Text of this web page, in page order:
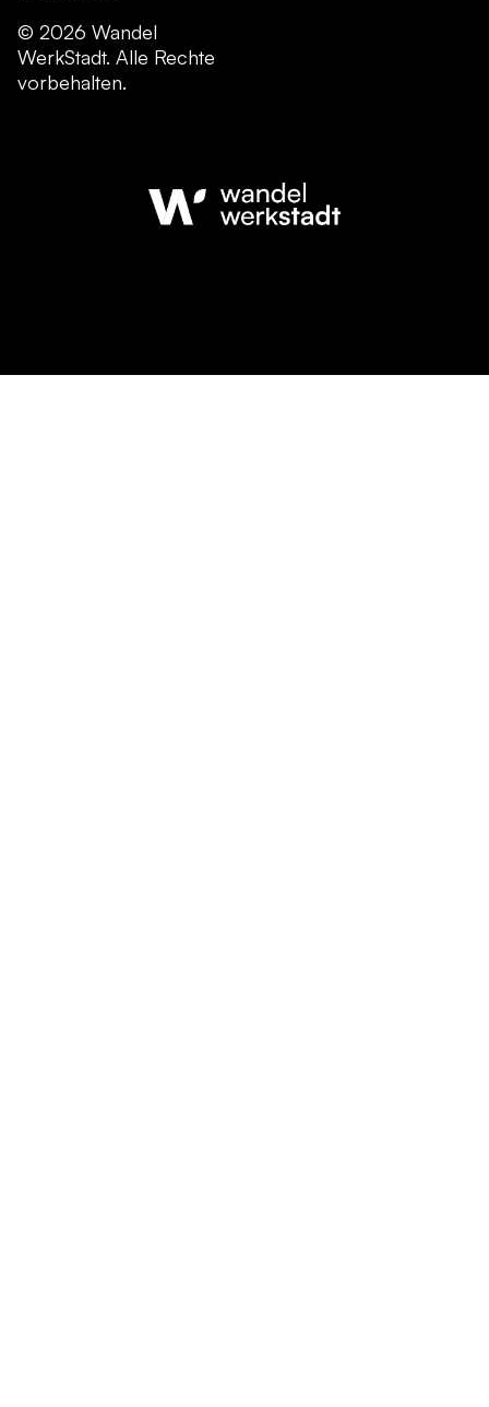
© 2026 Wandel
WerkStadt. Alle Rechte
vorbehalten.